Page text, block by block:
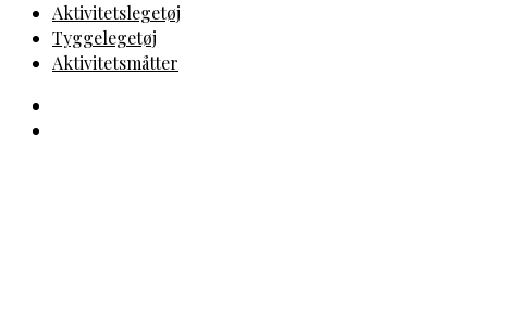
Aktivitetslegetøj
Tyggelegetøj
Aktivitetsmåtter